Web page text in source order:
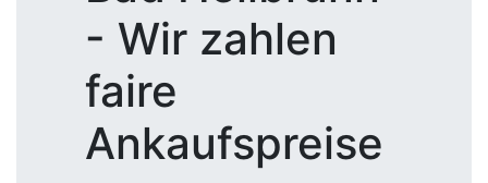
- Wir zahlen
faire
Ankaufspreise